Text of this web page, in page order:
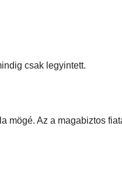
csak legyintett.
mögé. Az a magabiztos